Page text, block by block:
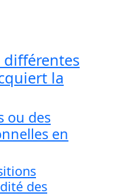
différentes
la
ou des
en
des